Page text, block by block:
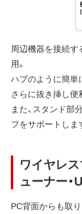
周辺機器を接続す
用。
ハブのように簡単
さらに抜き挿し便
また、スタンド部
フをサポートしま
ワイヤレ
ューナー
PC背面からも取